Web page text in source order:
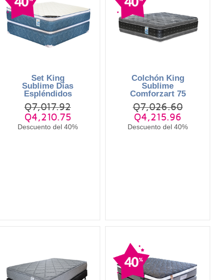
Set King
Sublime Días
Espléndidos
Q7,017.92
Q4,210.75
Descuento del 40%
Colchón King
Sublime
Comforzart 75
Q7,026.60
Q4,215.96
Descuento del 40%